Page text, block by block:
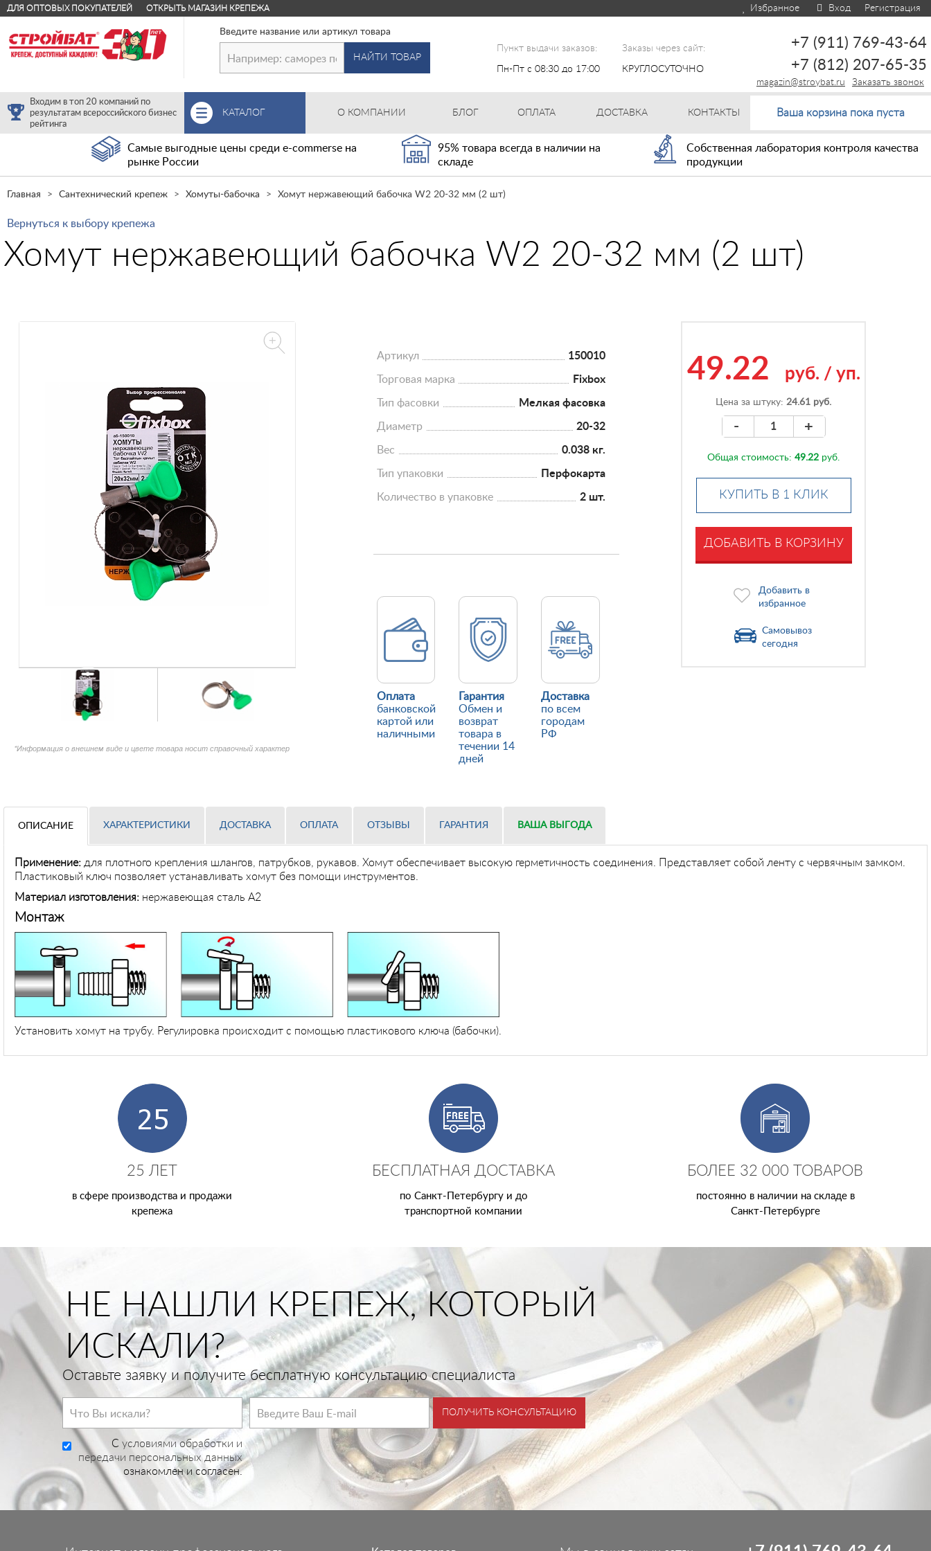
ДЛЯ ОПТОВЫХ ПОКУПАТЕЛЕЙ ОТКРЫТЬ МАГАЗИН КРЕПЕЖА Избранное Вход Регистрация
Введите название или артикул товара
НАЙТИ ТОВАР
Пункт выдачи заказов:
Пн-Пт с 08:30 до 17:00
Заказы через сайт:
КРУГЛОСУТОЧНО
+7 (911) 769-43-64
+7 (812) 207-65-35
Заказать звонок
magazin@stroybat.ru
Входим в топ 20 компаний по
результатам всероссийского бизнес
рейтинга
КАТАЛОГ О КОМПАНИИ БЛОГ ОПЛАТА ДОСТАВКА КОНТАКТЫ Ваша корзина пока пуста
Самые выгодные цены среди e-commerse на
рынке России
95% товара всегда в наличии на
складе
Собственная лаборатория контроля качества
продукции
Главная Сантехнический крепеж Хомуты-бабочка Хомут нержавеющий бабочка W2 20-32 мм (2 шт)
Вернуться к выбору крепежа
Хомут нержавеющий бабочка W2 20-32 мм (2 шт)
*Информация о внешнем виде и цвете товара носит справочный характер
Артикул 150010
Торговая марка Fixbox
Тип фасовки Мелкая фасовка
Диаметр 20-32
Вес 0.038 кг.
Тип упаковки Перфокарта
Количество в упаковке 2 шт.
Оплата
банковской
картой или
наличными
Гарантия
Обмен и
возврат
товара в
течении 14
дней
Доставка
по всем
городам
РФ
49.22 руб. / уп.
Цена за штуку:24.61 руб.
- +
Общая стоимость:49.22 руб.
КУПИТЬ В 1 КЛИК
ДОБАВИТЬ В КОРЗИНУ
Добавить в
избранное
Самовывоз
сегодня
ОПИСАНИЕ ХАРАКТЕРИСТИКИ ДОСТАВКА ОПЛАТА ОТЗЫВЫ ГАРАНТИЯ ВАША ВЫГОДА
Применение: для плотного крепления шлангов, патрубков, рукавов. Хомут обеспечивает высокую герметичность соединения. Представляет собой ленту с червячным замком.
Пластиковый ключ позволяет устанавливать хомут без помощи инструментов.
Материал изготовления: нержавеющая сталь А2
Монтаж
Установить хомут на трубу. Регулировка происходит с помощью пластикового ключа (бабочки).
25 ЛЕТ
в сфере производства и продажи
крепежа
БЕСПЛАТНАЯ ДОСТАВКА
по Санкт-Петербургу и до
транспортной компании
БОЛЕЕ 32 000 ТОВАРОВ
постоянно в наличии на складе в
Санкт-Петербурге
НЕ НАШЛИ КРЕПЕЖ, КОТОРЫЙ
ИСКАЛИ?
Оставьте заявку и получите бесплатную консультацию специалиста
C условиями обработки и
передачи персональных данных
ознакомлен и согласен.
ПОЛУЧИТЬ КОНСУЛЬТАЦИЮ